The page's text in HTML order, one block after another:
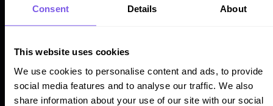
Consent Details About
This website uses cookies
We use cookies to personalise content and ads, to provide
social media features and to analyse our traffic. We also
share information about your use of our site with our social
vollständig konfigurierbare Berichte, die
Verkaufschancen zu ermöglichen. SaaS-
Unternehmen können die für sie wichtigsten
Kennzahlen auswählen und automatische Berichte
planen, um den aktuellen Status ihrer Verkäufe und